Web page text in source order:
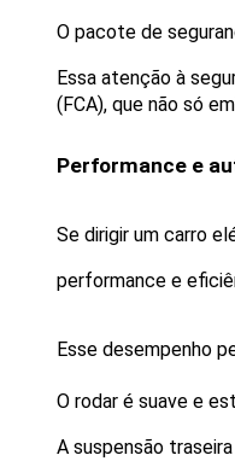
O pacote de
Essa atenção à
(FCA), que não só
Performance e
Se dirigir um carro
performance e
Esse desempenho
O rodar é suave e
A suspensão